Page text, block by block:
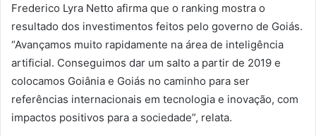
Frederico Lyra Netto afirma que o ranking mostra o
resultado dos investimentos feitos pelo governo de Goiás.
“Avançamos muito rapidamente na área de inteligência
artificial. Conseguimos dar um salto a partir de 2019 e
colocamos Goiânia e Goiás no caminho para ser
referências internacionais em tecnologia e inovação, com
impactos positivos para a sociedade”, relata.